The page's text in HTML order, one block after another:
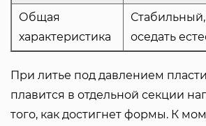
Общая
характеристика
оседать
При литье под давлением
плавится в отдельной секции
того, как достигнет формы. К